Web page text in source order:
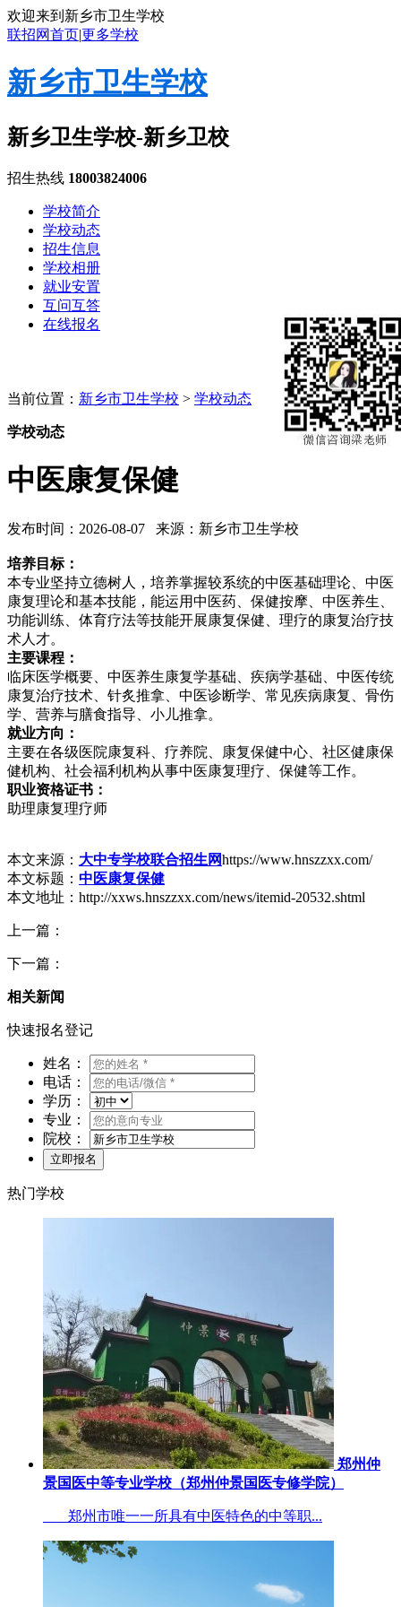
欢迎来到新乡市卫生学校
联招网首页|更多学校
新乡市卫生学校
新乡卫生学校-新乡卫校
招生热线 18003824006
学校简介
学校动态
招生信息
学校相册
就业安置
互问互答
在线报名
当前位置： 新乡市卫生学校 > 学校动态
学校动态
中医康复保健
发布时间：2026-08-07 来源：新乡市卫生学校
培养目标：
本专业坚持立德树人，培养掌握较系统的中医基础理论、中医
康复理论和基本技能，能运用中医药、保健按摩、中医养生、
功能训练、体育疗法等技能开展康复保健、理疗的康复治疗技
术人才。
主要课程：
临床医学概要、中医养生康复学基础、疾病学基础、中医传统
康复治疗技术、针炙推拿、中医诊断学、常见疾病康复、骨伤
学、营养与膳食指导、小儿推拿。
就业方向：
主要在各级医院康复科、疗养院、康复保健中心、社区健康保
健机构、社会福利机构从事中医康复理疗、保健等工作。
职业资格证书：
助理康复理疗师
本文来源： 大中专学校联合招生网https://www.hnszzxx.com/
本文标题： 中医康复保健
本文地址：http://xxws.hnszzxx.com/news/itemid-20532.shtml
上一篇：
下一篇：
相关新闻
快速报名登记
姓名：
电话：
学历：
专业：
院校：
热门学校
郑州仲
景国医中等专业学校（郑州仲景国医专修学院）
郑州市唯一一所具有中医特色的中等职...